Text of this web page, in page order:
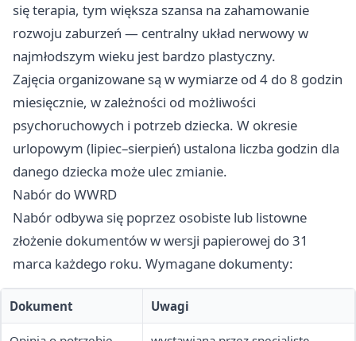
się terapia, tym większa szansa na zahamowanie
rozwoju zaburzeń — centralny układ nerwowy w
najmłodszym wieku jest bardzo plastyczny.
Zajęcia organizowane są w wymiarze od 4 do 8 godzin
miesięcznie, w zależności od możliwości
psychoruchowych i potrzeb dziecka. W okresie
urlopowym (lipiec–sierpień) ustalona liczba godzin dla
danego dziecka może ulec zmianie.
Nabór do WWRD
Nabór odbywa się poprzez osobiste lub listowne
złożenie dokumentów w wersji papierowej do 31
marca każdego roku. Wymagane dokumenty:
Dokument Uwagi